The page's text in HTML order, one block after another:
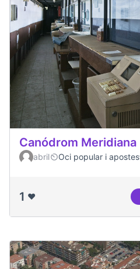
Canódrom Meridiana
abril Oci popular i apostes
1 ❤️